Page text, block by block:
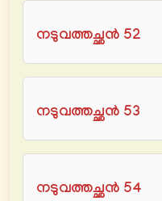
നടുവത്തച്ഛൻ 52
നടുവത്തച്ഛൻ 53
നടുവത്തച്ഛൻ 54